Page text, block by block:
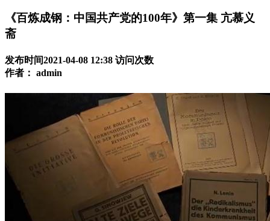
《百炼成钢：中国共产党的100年》第一集 亢慕义
斋
发布时间2021-04-08 12:38 访问次数
作者： admin